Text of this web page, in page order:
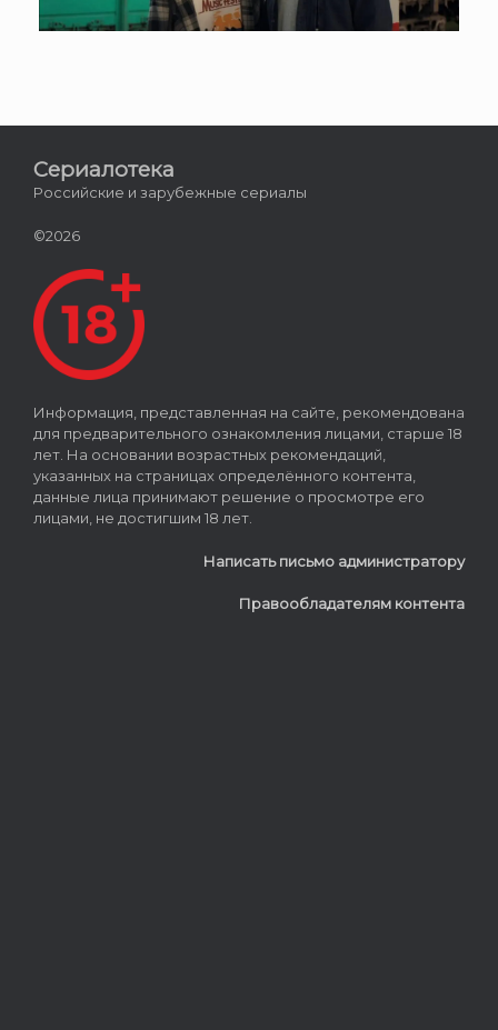
Сериалотека
Российские и зарубежные сериалы
©2026
Информация, представленная на сайте, рекомендована
для предварительного ознакомления лицами, старше 18
лет. На основании возрастных рекомендаций,
указанных на страницах определённого контента,
данные лица принимают решение о просмотре его
лицами, не достигшим 18 лет.
Написать письмо администратору
Правообладателям контента